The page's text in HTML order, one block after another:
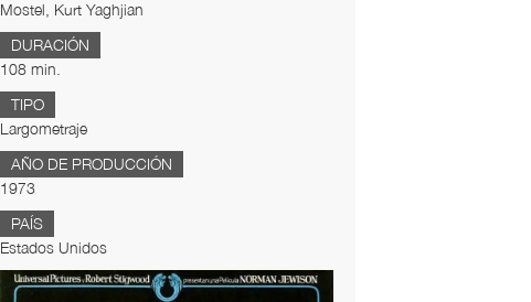
Mostel, Kurt Yaghjian
DURACIÓN
108 min.
TIPO
Largometraje
AÑO DE PRODUCCIÓN
1973
PAÍS
Estados Unidos